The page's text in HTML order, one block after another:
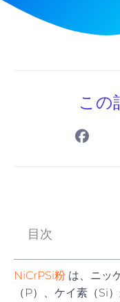
この
目次
NiCrPSi粉 は、ニッ
（P）、ケイ素（Si